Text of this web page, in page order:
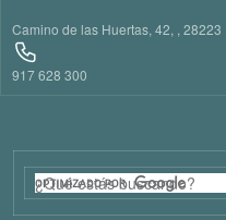
Camino de las Huertas, 42, ,
917 628 300